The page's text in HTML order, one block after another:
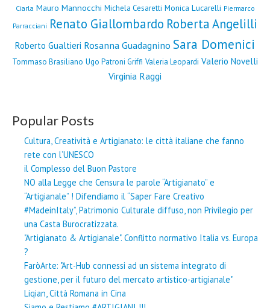
Ciarla Mauro Mannocchi Michela Cesaretti Monica Lucarelli Piermarco
Parracciani Renato Giallombardo Roberta Angelilli
Roberto Gualtieri Rosanna Guadagnino Sara Domenici
Tommaso Brasiliano Ugo Patroni Griffi Valeria Leopardi Valerio Novelli
Virginia Raggi
Popular Posts
Cultura, Creatività e Artigianato: le città italiane che fanno
rete con l’UNESCO
il Complesso del Buon Pastore
NO alla Legge che Censura le parole “Artigianato” e
“Artigianale” ! Difendiamo il “Saper Fare Creativo
#MadeinItaly”, Patrimonio Culturale diffuso, non Privilegio per
una Casta Burocratizzata.
"Artigianato & Artigianale". Conflitto normativo Italia vs. Europa
?
FaròArte: "Art-Hub connessi ad un sistema integrato di
gestione, per il futuro del mercato artistico-artigianale"
Liqian, Città Romana in Cina